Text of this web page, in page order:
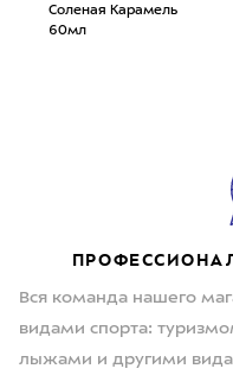
Соленая Карамель
60мл
Вся команда нашего
видами спорта:
лыжами и другими